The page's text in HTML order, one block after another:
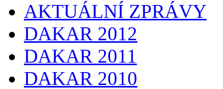
AKTUÁLNÍ ZPRÁVY
DAKAR 2012
DAKAR 2011
DAKAR 2010